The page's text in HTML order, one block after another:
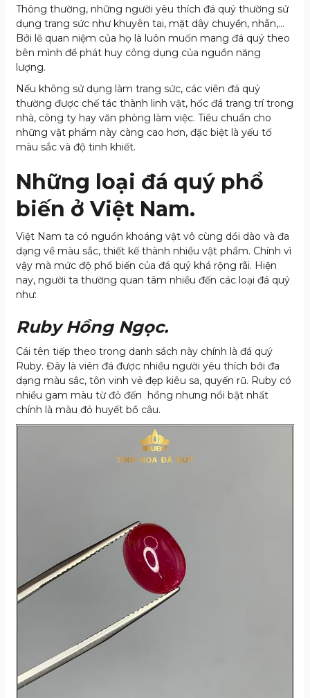
Thông thường, những người yêu thích đá quý thường sử
dụng trang sức như khuyên tai, mặt dây chuyền, nhẫn,…
Bởi lẽ quan niệm của họ là luôn muốn mang đá quý theo
bên mình để phát huy công dụng của nguồn năng
lượng.
Nếu không sử dụng làm trang sức, các viên đá quý
thường được chế tác thành linh vật, hốc đá trang trí trong
nhà, công ty hay văn phòng làm việc. Tiêu chuẩn cho
những vật phẩm này càng cao hơn, đặc biệt là yếu tố
màu sắc và độ tinh khiết.
Những loại đá quý phổ
biến ở Việt Nam.
Việt Nam ta có nguồn khoáng vật vô cùng dồi dào và đa
dạng về màu sắc, thiết kế thành nhiều vật phẩm. Chính vì
vậy mà mức độ phổ biến của đá quý khá rộng rãi. Hiện
nay, người ta thường quan tâm nhiều đến các loại đá quý
như:
Ruby Hồng Ngọc.
Cái tên tiếp theo trong danh sách này chính là đá quý
Ruby. Đây là viên đá được nhiều người yêu thích bởi đa
dạng màu sắc, tôn vinh vẻ đẹp kiêu sa, quyến rũ. Ruby có
nhiều gam màu từ đỏ đến hồng nhưng nổi bật nhất
chính là màu đỏ huyết bồ câu.